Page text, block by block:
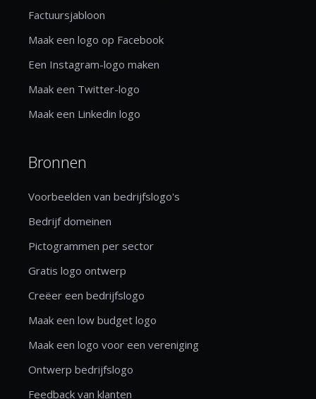
Factuursjabloon
Maak een logo op Facebook
Een Instagram-logo maken
Maak een Twitter-logo
Maak een Linkedin logo
Bronnen
Voorbeelden van bedrijfslogo's
Bedrijf domeinen
Pictogrammen per sector
Gratis logo ontwerp
Creëer een bedrijfslogo
Maak een low budget logo
Maak een logo voor een vereniging
Ontwerp bedrijfslogo
Feedback van klanten